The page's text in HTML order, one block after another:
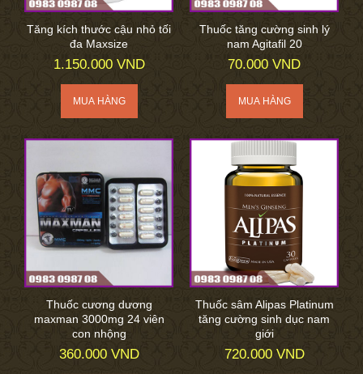
Tăng kích thước cậu nhỏ tối
đa Maxsize
1.150.000 VND
Thuốc tăng cường sinh lý
nam Agitafil 20
70.000 VND
Thuốc cương dương
maxman 3000mg 24 viên
con nhộng
360.000 VND
Thuốc sâm Alipas Platinum
tăng cường sinh dục nam
giới
720.000 VND